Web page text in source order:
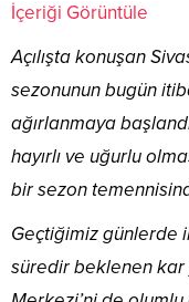
İçeriği Görüntüle
Açılışta konuşan
sezonunun bugün
ağırlanmaya
hayırlı ve uğurlu
bir sezon
Geçtiğimiz günlerde
süredir beklenen kar